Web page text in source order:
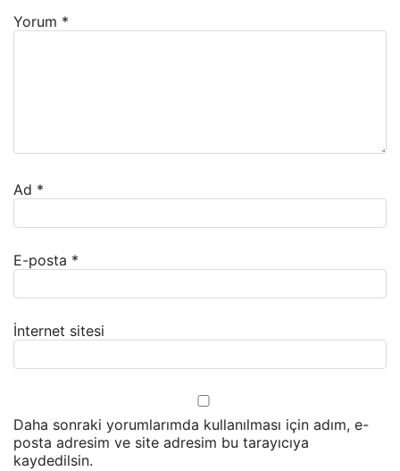
Yorum *
Ad *
E-posta *
İnternet sitesi
Daha sonraki yorumlarımda kullanılması için adım, e-
posta adresim ve site adresim bu tarayıcıya
kaydedilsin.